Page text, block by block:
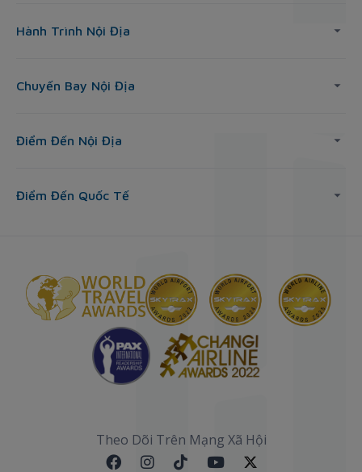
Hành Trình Nội Địa
Chuyến Bay Nội Địa
Điểm Đến Nội Địa
Điểm Đến Quốc Tế
Theo Dõi Trên Mạng Xã Hội